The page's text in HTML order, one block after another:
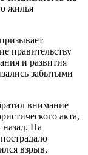
жилья
правительству
и развития
забытыми
внимание
акта,
назад. На
взрыв,